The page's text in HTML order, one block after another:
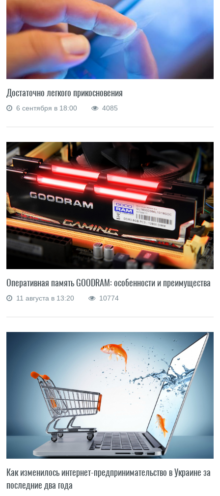
Достаточно легкого прикосновения
6 сентября в 18:00 4085
Оперативная память GOODRAM: особенности и преимущества
11 августа в 13:20 10774
Как изменилось интернет-предпринимательство в Украине за
последние два года